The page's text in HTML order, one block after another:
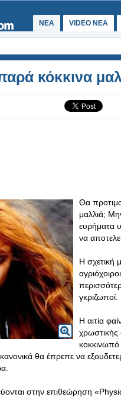
ΝΕΑ VIDEO NEA
κόκκινα
Θα
μαλλιά;
ευρήματα
να
Η σχετική
γκριζωποί.
Η αιτία
χρωστικής
κοκκινωπό
θα έπρεπε να
στην επιθεώρηση